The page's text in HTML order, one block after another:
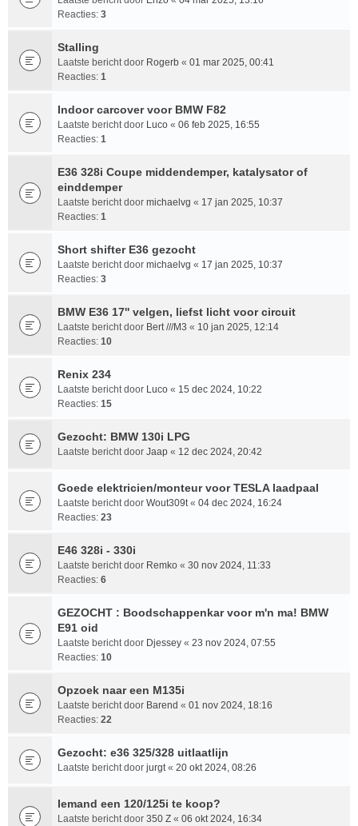
Reacties: 3
Stalling
Laatste bericht door Rogerb « 01 mar 2025, 00:41
Reacties: 1
Indoor carcover voor BMW F82
Laatste bericht door Luco « 06 feb 2025, 16:55
Reacties: 1
E36 328i Coupe middendemper, katalysator of
einddemper
Laatste bericht door michaelvg « 17 jan 2025, 10:37
Reacties: 1
Short shifter E36 gezocht
Laatste bericht door michaelvg « 17 jan 2025, 10:37
Reacties: 3
BMW E36 17'' velgen, liefst licht voor circuit
Laatste bericht door Bert ///M3 « 10 jan 2025, 12:14
Reacties: 10
Renix 234
Laatste bericht door Luco « 15 dec 2024, 10:22
Reacties: 15
Gezocht: BMW 130i LPG
Laatste bericht door Jaap « 12 dec 2024, 20:42
Goede elektricien/monteur voor TESLA laadpaal
Laatste bericht door Wout309t« 04 dec 2024, 16:24
Reacties: 23
E46 328i - 330i
Laatste bericht door Remko « 30 nov 2024, 11:33
Reacties: 6
GEZOCHT : Boodschappenkar voor m'n ma! BMW
E91 oid
Laatste bericht door Djessey « 23 nov 2024, 07:55
Reacties: 10
Opzoek naar een M135i
Laatste bericht door Barend « 01 nov 2024, 18:16
Reacties: 22
Gezocht: e36 325/328 uitlaatlijn
Laatste bericht door jurgt« 20 okt 2024, 08:26
Iemand een 120/125i te koop?
Laatste bericht door 350 Z « 06 okt 2024, 16:34